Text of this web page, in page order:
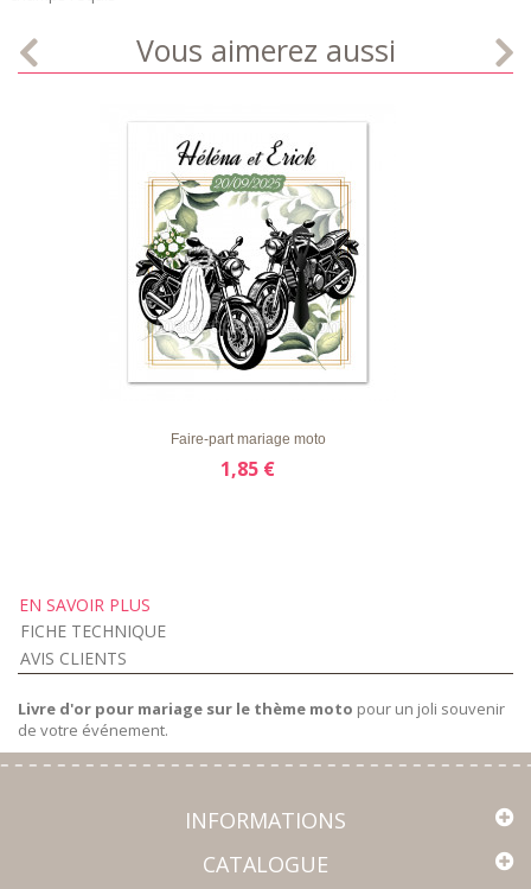
Vous aimerez aussi
APERÇU RAPIDE DÉTAILS
Faire-part mariage moto
1,85 €
EN SAVOIR PLUS
FICHE TECHNIQUE
AVIS CLIENTS
Livre d'or pour mariage sur le thème moto pour un joli souvenir
de votre événement.
INFORMATIONS
CATALOGUE